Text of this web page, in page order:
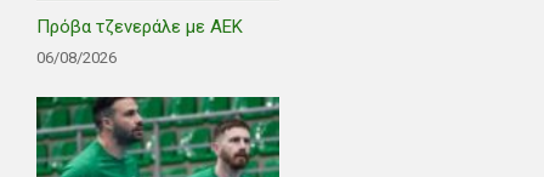
Πρόβα τζενεράλε με ΑΕΚ
06/08/2026